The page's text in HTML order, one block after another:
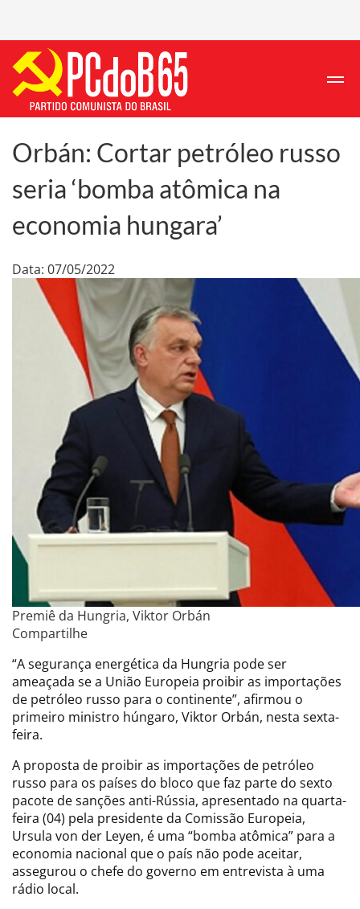
Orbán: Cortar petróleo russo
seria ‘bomba atômica na
economia hungara’
Data: 07/05/2022
Premiê da Hungria, Viktor Orbán
Compartilhe
“A segurança energética da Hungria pode ser
ameaçada se a União Europeia proibir as importações
de petróleo russo para o continente”, afirmou o
primeiro ministro húngaro, Viktor Orbán, nesta sexta-
feira.
A proposta de proibir as importações de petróleo
russo para os países do bloco que faz parte do sexto
pacote de sanções anti-Rússia, apresentado na quarta-
feira (04) pela presidente da Comissão Europeia,
Ursula von der Leyen, é uma “bomba atômica” para a
economia nacional que o país não pode aceitar,
assegurou o chefe do governo em entrevista à uma
rádio local.